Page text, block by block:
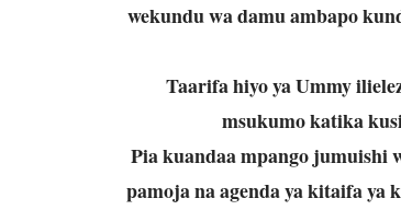
wekundu wa damu ambapo
Taarifa hiyo ya Ummy
msukumo katika
Pia kuandaa mpango jumuishi
pamoja na agenda ya kitaifa ya